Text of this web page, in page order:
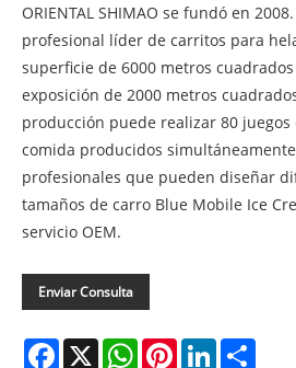
ORIENTAL SHIMAO se fundó en
profesional líder de carritos para
superficie de 6000 metros
exposición de 2000 metros
producción puede realizar 80 juegos
comida producidos
profesionales que pueden diseñar
tamaños de carro Blue Mobile Ice
servicio OEM.
Enviar Consulta
Facebook
X WhatsAppPinterestLinkedIn